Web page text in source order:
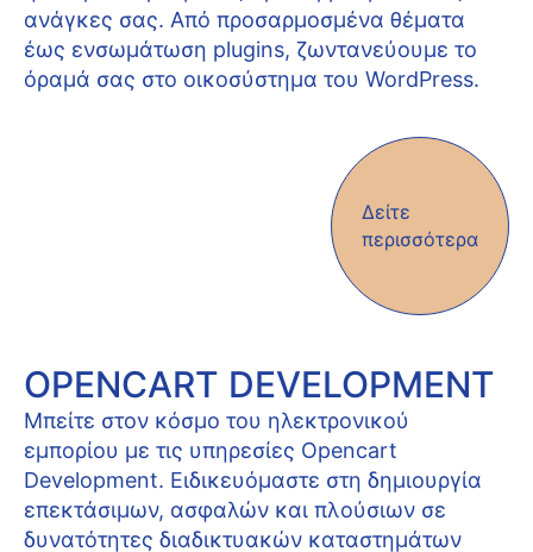
ανάγκες σας. Από προσαρμοσμένα θέματα
έως ενσωμάτωση plugins, ζωντανεύουμε το
όραμά σας στο οικοσύστημα του WordPress.
Δείτε
περισσότερα
OPENCART DEVELOPMENT
Μπείτε στον κόσμο του ηλεκτρονικού
εμπορίου με τις υπηρεσίες Opencart
Development. Ειδικευόμαστε στη δημιουργία
επεκτάσιμων, ασφαλών και πλούσιων σε
δυνατότητες διαδικτυακών καταστημάτων